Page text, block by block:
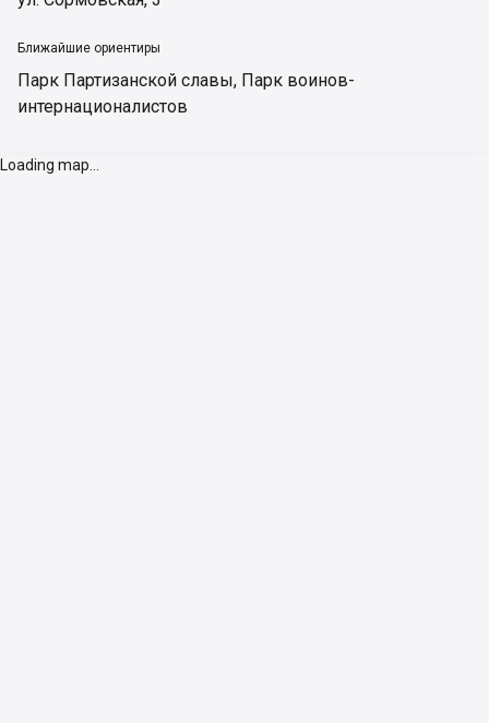
Ближайшие ориентиры
Парк Партизанской славы, Парк воинов-
интернационалистов
Loading map...